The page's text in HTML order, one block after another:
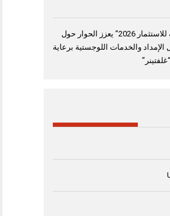
“منتدى الشارقة للاستثمار 2026” يعزز الحوار حول
والخدمات اللوجستية برعاية